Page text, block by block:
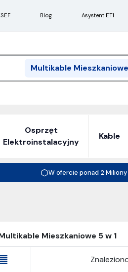
Blog Asystent ETI
Multikable
Search
Osprzęt
Elektroinstalacyjny
Kable
W ofercie ponad 2
Mieszkaniowe 5 w 1